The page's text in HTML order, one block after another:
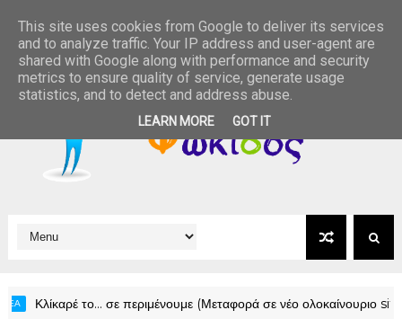
το… σε περιμένουμε (Μεταφορά σε νέο ολοκαίνουριο site για
This site uses cookies from Google to deliver its services
and to analyze traffic. Your IP address and user-agent are
shared with Google along with performance and security
metrics to ensure quality of service, generate usage
statistics, and to detect and address abuse.
LEARN MORE GOT IT